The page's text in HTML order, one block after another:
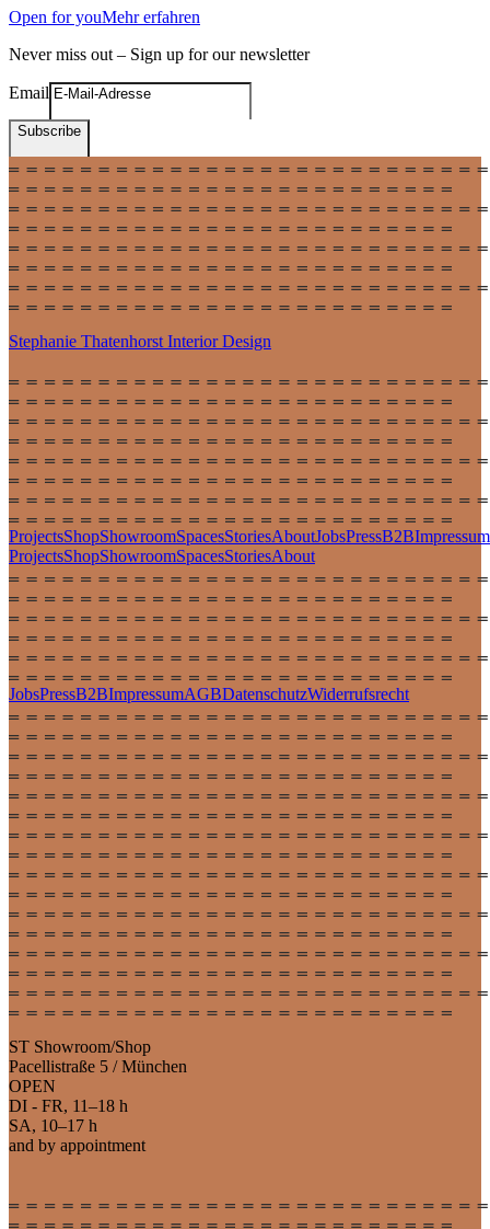
Open for youMehr erfahren
Never miss out – Sign up for our newsletter
Email
Subscribe
Stephanie Thatenhorst Interior Design
ProjectsShopShowroomSpacesStoriesAboutJobsPressB2BImpressum
ProjectsShopShowroomSpacesStoriesAbout
JobsPressB2BImpressumAGBDatenschutzWiderrufsrecht
ST Showroom/Shop
Pacellistraße 5 / München
OPEN
DI - FR, 11–18 h
SA, 10–17 h
and by appointment